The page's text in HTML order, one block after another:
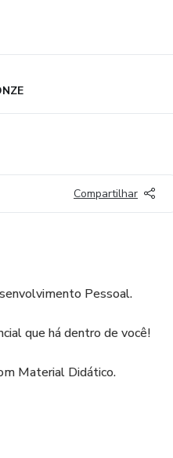
Compartilhar
Pessoal.
que há dentro de você!
Material Didático.